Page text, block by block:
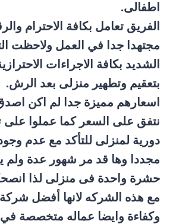
اطفالى.
الفريق تعامل بكافة الاحترام
مجتهدا جدا في العمل ولاحظت
الشديد بكافة الاجراءات
بتعقيم وتطهير منزلى بعد الرش.
اسعارهم مميزة جدا لم اكن
نتفق على السعر كما عملوا على
دورية لمنزلى للتأكد مع عدم
مجددا وها قد مر شهور عدة ولم
حشرة واحدة فى منزلى لذا
مع هذه الشركه لانها أفضل
وكفاءة وايضا عماله متخصصة